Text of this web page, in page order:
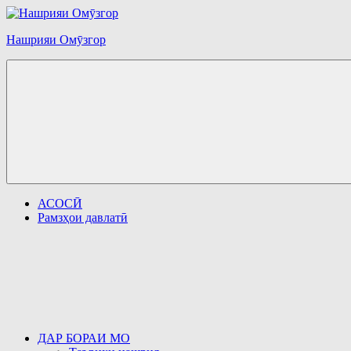
Перейти
содержимому
Нашрияи Омӯзгор
АСОСӢ
Рамзҳои давлатӣ
ДАР БОРАИ МО